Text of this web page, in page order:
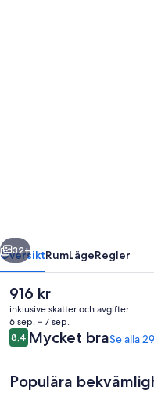
Nästa
32+
ÖversiktRumLägeRegler
Det
nuvarande
priset
är
916 kr
916 kr
inklusive skatter och avgifter
6 sep. – 7 sep.
Recensioner
8,48,4 av 10,
Mycket braSe alla
Populära